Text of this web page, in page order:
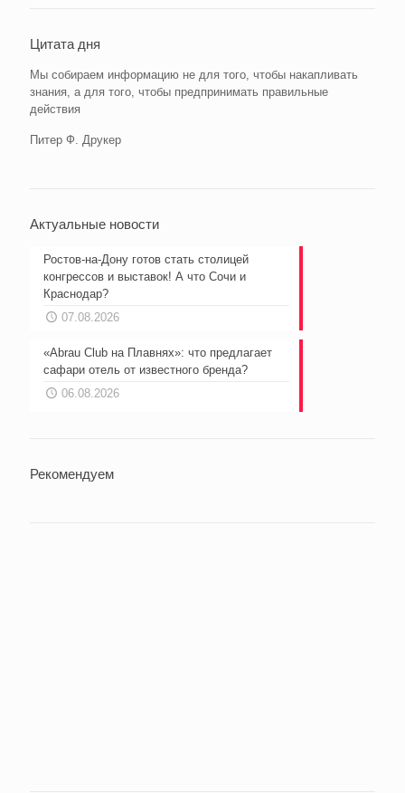
Цитата дня
Мы собираем информацию не для того, чтобы накапливать
знания, а для того, чтобы предпринимать правильные
действия
Питер Ф. Друкер
Актуальные новости
Ростов-на-Дону готов стать столицей
конгрессов и выставок! А что Сочи и
Краснодар?
07.08.2026
«Abrau Club на Плавнях»: что предлагает
сафари отель от известного бренда?
06.08.2026
Рекомендуем